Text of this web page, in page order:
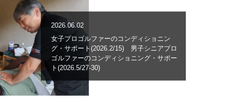
2026.06.02
女子プロゴルファーのコンディショニン
グ・サポート(2026.2/15) 男子シニアプロ
ゴルファーのコンディショニング・サポー
ト(2026.5/27-30)